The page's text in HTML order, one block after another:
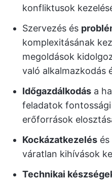
konfliktusok
Szervezés és
komplexitásának
megoldások
való alkalmazkodás
Időgazdálkodás a
feladatok
erőforrások
Kockázatkezelés
váratlan kihívások
Technikai